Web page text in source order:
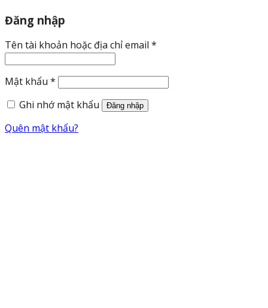
Đăng nhập
Tên tài khoản hoặc địa chỉ email *
Mật khẩu * Bắt
Ghi nhớ mật khẩu
Đăng nhập
Quên mật khẩu?